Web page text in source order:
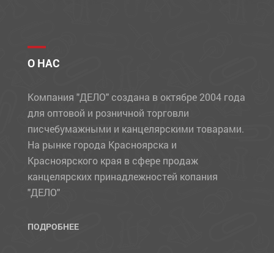
О НАС
Компания "ДЕЛО" создана в октябре 2004 года
для оптовой и розничной торговли
писчебумажными и канцелярскими товарами.
На рынке города Красноярска и
Красноярского края в сфере продаж
канцелярских принадлежностей копания
"ДЕЛО"
ПОДРОБНЕЕ